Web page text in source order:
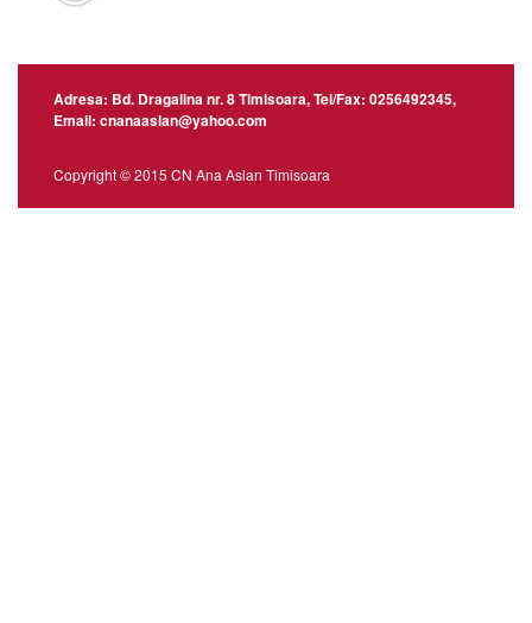
Adresa: Bd. Dragalina nr. 8 Timisoara, Tel/Fax: 0256492345,
Email: cnanaaslan@yahoo.com
Copyright © 2015 CN Ana Aslan Timisoara